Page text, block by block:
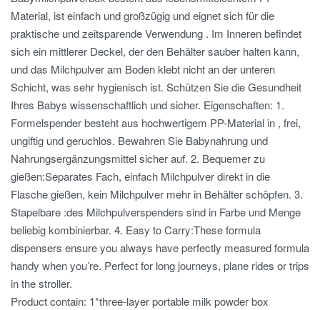
Material, ist einfach und großzügig und eignet sich für die
praktische und zeitsparende Verwendung . Im Inneren befindet
sich ein mittlerer Deckel, der den Behälter sauber halten kann,
und das Milchpulver am Boden klebt nicht an der unteren
Schicht, was sehr hygienisch ist. Schützen Sie die Gesundheit
Ihres Babys wissenschaftlich und sicher. Eigenschaften: 1.
Formelspender besteht aus hochwertigem PP-Material in , frei,
ungiftig und geruchlos. Bewahren Sie Babynahrung und
Nahrungsergänzungsmittel sicher auf. 2. Bequemer zu
gießen:Separates Fach, einfach Milchpulver direkt in die
Flasche gießen, kein Milchpulver mehr in Behälter schöpfen. 3.
Stapelbare :des Milchpulverspenders sind in Farbe und Menge
beliebig kombinierbar. 4. Easy to Carry:These formula
dispensers ensure you always have perfectly measured formula
handy when you’re. Perfect for long journeys, plane rides or trips
in the stroller.
Product contain: 1*three-layer portable milk powder box